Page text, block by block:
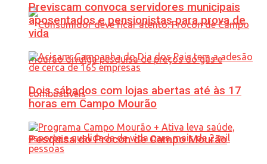
Pesquisa do Procon de Campo Mourão
Previscam convoca servidores municipais
aposentados e pensionistas para prova de
vida
Dois sábados com lojas abertas até às 17
horas em Campo Mourão